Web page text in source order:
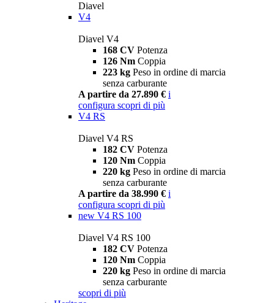
Diavel
V4
Diavel V4
168 CV Potenza
126 Nm Coppia
223 kg Peso in ordine di marcia
senza carburante
A partire da 27.890 € i
configura scopri di più
V4 RS
Diavel V4 RS
182 CV Potenza
120 Nm Coppia
220 kg Peso in ordine di marcia
senza carburante
A partire da 38.990 € i
configura scopri di più
new V4 RS 100
Diavel V4 RS 100
182 CV Potenza
120 Nm Coppia
220 kg Peso in ordine di marcia
senza carburante
scopri di più